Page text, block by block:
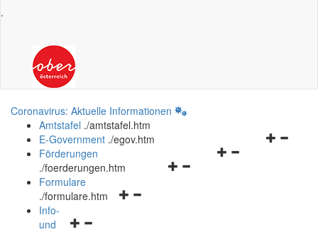
.
Coronavirus: Aktuelle Informationen
Amtstafel ./amtstafel.htm
Navigationsmenü
E-Government ./egov.htm
Navigationsmenü
Förderungen
./foerderungen.htm
Navigationsmenü
Formulare
./formulare.htm
Navigationsmenü
Info-
und